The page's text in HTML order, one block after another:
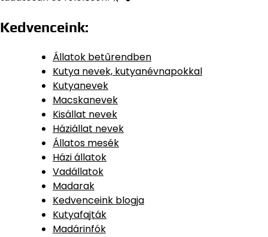
Kedvenceink:
Állatok betűrendben
Kutya nevek, kutyanévnapokkal
Kutyanevek
Macskanevek
Kisállat nevek
Háziállat nevek
Állatos mesék
Házi állatok
Vadállatok
Madarak
Kedvenceink blogja
Kutyafajták
Madárinfók